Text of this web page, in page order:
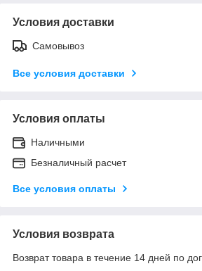
Условия доставки
Самовывоз
Все условия доставки
Условия оплаты
Наличными
Безналичный расчет
Все условия оплаты
Условия возврата
Возврат товара в течение 14 дней по